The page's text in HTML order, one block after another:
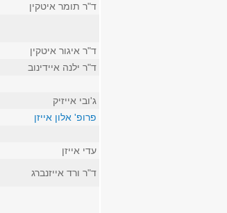
ד"ר תומר איטקין
ד"ר איגור איטקין
ד"ר ילנה איידינוב
ג'ובי אייזיק
פרופ' אלון אייזן
עדי אייזן
ד"ר ורד אייזנברג